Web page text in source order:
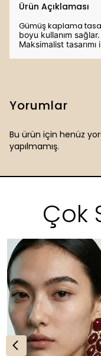
Ürün Açıklaması
Gümüş kaplama
boyu kullanım sağlar.
Maksimalist tasarımı
Yorumlar
Bu ürün için henüz
yapılmamış.
Çok